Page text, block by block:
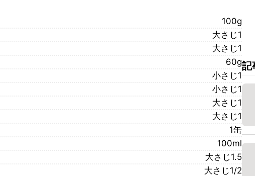
100g
大さじ1
大さじ1
60g
小さじ1
小さじ1
大さじ1
大さじ1
1缶
100ml
大さじ1.5
大さじ1/2
記